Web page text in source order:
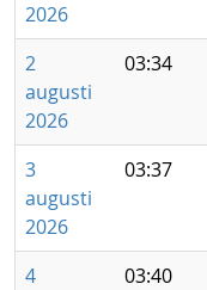
2026
2
augusti
2026
03:34
3
augusti
2026
03:37
4
03:40